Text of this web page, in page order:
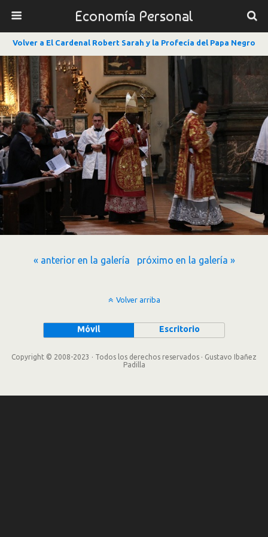
Economía Personal
Volver a El Cardenal Robert Sarah y la Profecía del Papa Negro
« anterior en la galería próximo en la galería »
Volver arriba
Móvil Escritorio
Copyright © 2008-2023 · Todos los derechos reservados · Gustavo Ibañez
Padilla